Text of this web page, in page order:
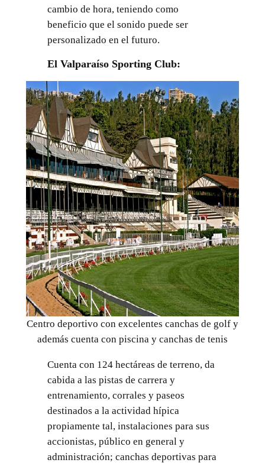
cambio de hora, teniendo como
beneficio que el sonido puede ser
personalizado en el futuro.
El Valparaíso Sporting Club:
Centro deportivo con excelentes canchas de golf y
además cuenta con piscina y canchas de tenis
Cuenta con 124 hectáreas de terreno, da
cabida a las pistas de carrera y
entrenamiento, corrales y paseos
destinados a la actividad hípica
propiamente tal, instalaciones para sus
accionistas, público en general y
administración; canchas deportivas para